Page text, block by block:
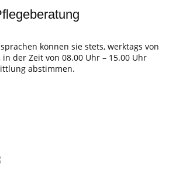
können sie stets, werktags von
der Zeit von 08.00 Uhr – 15.00 Uhr
abstimmen.